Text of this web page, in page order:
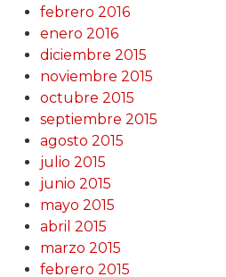
febrero 2016
enero 2016
diciembre 2015
noviembre 2015
octubre 2015
septiembre 2015
agosto 2015
julio 2015
junio 2015
mayo 2015
abril 2015
marzo 2015
febrero 2015